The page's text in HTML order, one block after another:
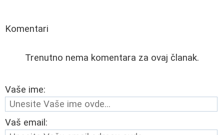
Komentari
Trenutno nema komentara za ovaj članak.
Vaše ime:
Vaš email: